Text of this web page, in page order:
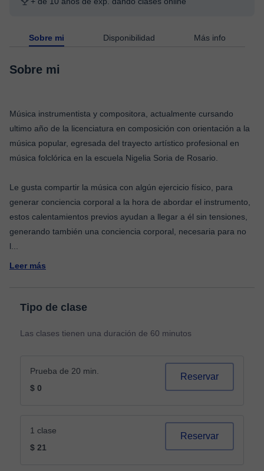
Sobre mi Disponibilidad Más info
Sobre mi
Música instrumentista y compositora, actualmente cursando
ultimo año de la licenciatura en composición con orientación a la
música popular, egresada del trayecto artístico profesional en
música folclórica en la escuela Nigelia Soria de Rosario.
Le gusta compartir la música con algún ejercicio físico, para
generar conciencia corporal a la hora de abordar el instrumento,
estos calentamientos previos ayudan a llegar a él sin tensiones,
generando también una conciencia corporal, necesaria para no
l
Leer más
Tipo de clase
Las clases tienen una duración de 60 minutos
Prueba de 20 min.
$ 0
Reservar
1 clase
$ 21
Reservar